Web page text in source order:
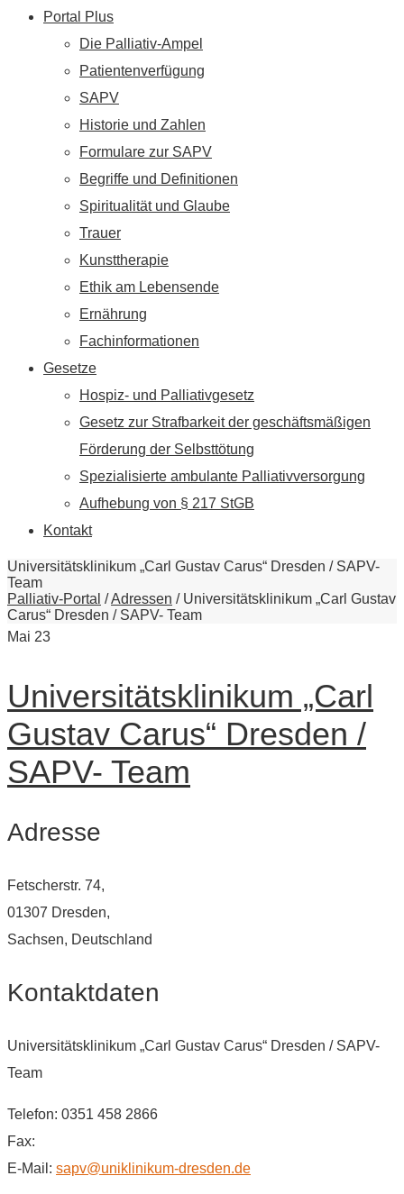
Portal Plus
Die Palliativ-Ampel
Patientenverfügung
SAPV
Historie und Zahlen
Formulare zur SAPV
Begriffe und Definitionen
Spiritualität und Glaube
Trauer
Kunsttherapie
Ethik am Lebensende
Ernährung
Fachinformationen
Gesetze
Hospiz- und Palliativgesetz
Gesetz zur Strafbarkeit der geschäftsmäßigen
Förderung der Selbsttötung
Spezialisierte ambulante Palliativversorgung
Aufhebung von § 217 StGB
Kontakt
Universitätsklinikum „Carl Gustav Carus“ Dresden / SAPV-
Team
Palliativ-Portal /Adressen / Universitätsklinikum „Carl Gustav
Carus“ Dresden / SAPV- Team
Mai 23
Universitätsklinikum „Carl
Gustav Carus“ Dresden /
SAPV- Team
Adresse
Fetscherstr. 74,
01307 Dresden,
Sachsen, Deutschland
Kontaktdaten
Universitätsklinikum „Carl Gustav Carus“ Dresden / SAPV-
Team
Telefon: 0351 458 2866
Fax:
E-Mail: sapv@uniklinikum-dresden.de